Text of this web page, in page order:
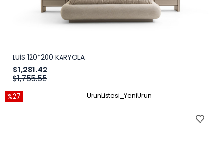
LUİS 120*200 KARYOLA
$1,281.42
$1,755.55
%27 UrunListesi_YeniUrun